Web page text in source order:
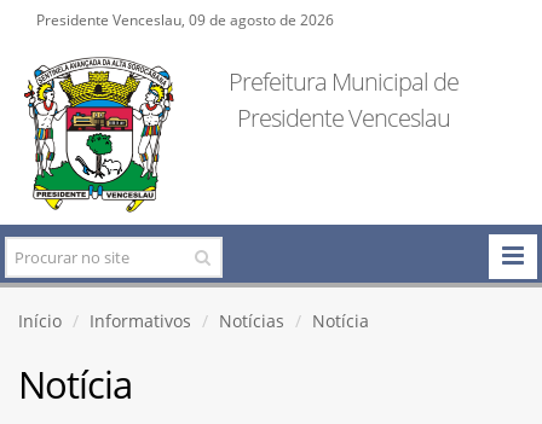
Presidente Venceslau, 09 de agosto de 2026
Prefeitura Municipal de
Presidente Venceslau
Início Informativos Notícias Notícia
Notícia